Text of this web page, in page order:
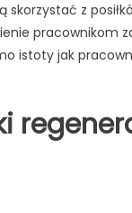
z
pracownikom
istoty jak